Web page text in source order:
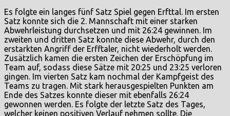
Es folgte ein langes fünf Satz Spiel gegen Erfttal. Im ersten
Satz konnte sich die 2. Mannschaft mit einer starken
Abwehrleistung durchsetzen und mit 26:24 gewinnen. Im
zweiten und dritten Satz konnte diese Abwehr, durch den
erstarkten Angriff der Erfftaler, nicht wiederholt werden.
Zusätzlich kamen die ersten Zeichen der Erschöpfung im
Team auf, sodass diese Sätze mit 20:25 und 23:25 verloren
gingen. Im vierten Satz kam nochmal der Kampfgeist des
Teams zu tragen. Mit stark herausgespielten Punkten am
Ende des Satzes konnte dieser mit ebenfalls 26:24
gewonnen werden. Es folgte der letzte Satz des Tages,
welcher keinen positiven Verlauf nehmen sollte. Die